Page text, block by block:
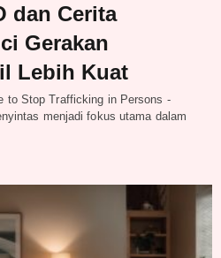
dan Cerita
Gerakan
Lebih Kuat
to Stop Trafficking in Persons -
menjadi fokus utama dalam